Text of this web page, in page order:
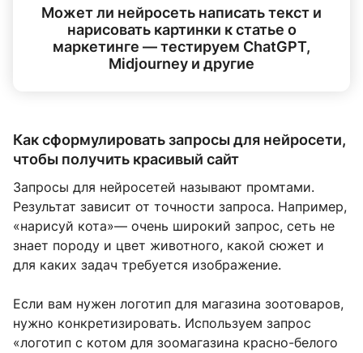
Может ли нейросеть написать текст и
нарисовать картинки к статье о
маркетинге — тестируем ChatGPT,
Midjourney и другие
Как сформулировать запросы для нейросети,
чтобы получить красивый сайт
Запросы для нейросетей называют промтами.
Результат зависит от точности запроса. Например,
«нарисуй кота»— очень широкий запрос, сеть не
знает породу и цвет животного, какой сюжет и
для каких задач требуется изображение.
Если вам нужен логотип для магазина зоотоваров,
нужно конкретизировать. Используем запрос
«логотип с котом для зоомагазина красно-белого